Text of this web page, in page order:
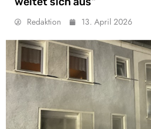
Redaktion 13. April 2026